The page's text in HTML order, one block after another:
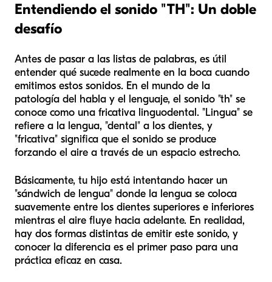
Entendiendo el sonido "TH": Un doble
desafío
Antes de pasar a las listas de palabras, es útil
entender qué sucede realmente en la boca cuando
emitimos estos sonidos. En el mundo de la
patología del habla y el lenguaje, el sonido "th" se
conoce como una fricativa linguodental. "Lingua" se
refiere a la lengua, "dental" a los dientes, y
"fricativa" significa que el sonido se produce
forzando el aire a través de un espacio estrecho.
Básicamente, tu hijo está intentando hacer un
"sándwich de lengua" donde la lengua se coloca
suavemente entre los dientes superiores e inferiores
mientras el aire fluye hacia adelante. En realidad,
hay dos formas distintas de emitir este sonido, y
conocer la diferencia es el primer paso para una
práctica eficaz en casa.